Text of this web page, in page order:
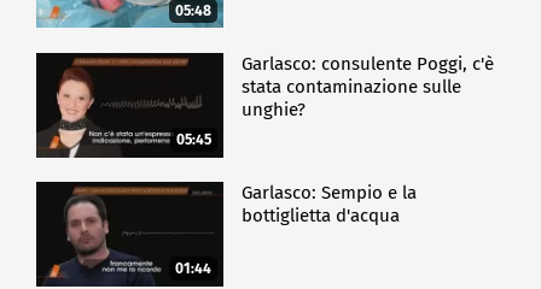
05:48
05:45
Garlasco: consulente Poggi, c'è
stata contaminazione sulle
unghie?
01:44
Garlasco: Sempio e la
bottiglietta d'acqua